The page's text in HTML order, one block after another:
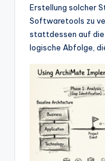
U
p
Erstellung solcher
Softwaretools zu
stattdessen auf die
logische Abfolge,